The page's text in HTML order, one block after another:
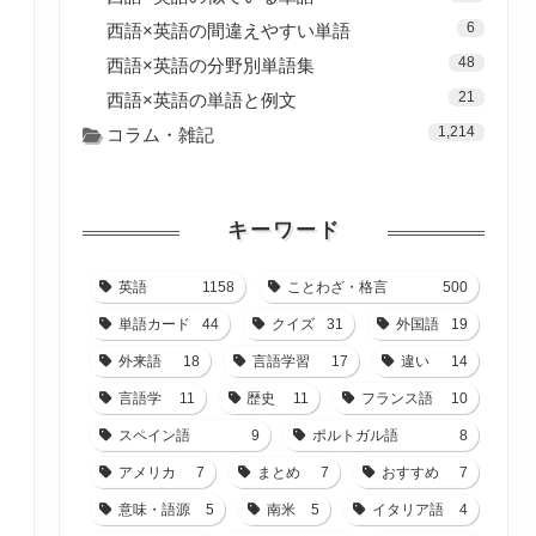
西語×英語の間違えやすい単語 6
西語×英語の分野別単語集 48
西語×英語の単語と例文 21
コラム・雑記 1,214
キーワード
英語 1158 ことわざ・格言 500
単語カード 44 クイズ 31 外国語 19
外来語 18 言語学習 17 違い 14
言語学 11 歴史 11 フランス語 10
スペイン語 9 ポルトガル語 8
アメリカ 7 まとめ 7 おすすめ 7
意味・語源 5 南米 5 イタリア語 4